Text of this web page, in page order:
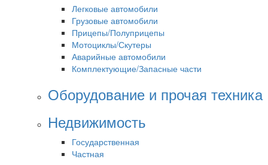
Легковые автомобили
Грузовые автомобили
Прицепы/Полуприцепы
Мотоциклы/Скутеры
Аварийные автомобили
Комплектующие/Запасные части
Оборудование и прочая техника
Недвижимость
Государственная
Частная